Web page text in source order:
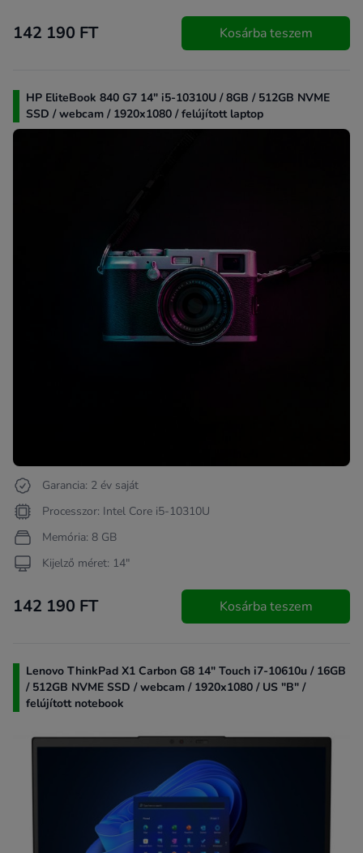
142 190 FT Kosárba teszem
HP EliteBook 840 G7 14" i5-10310U / 8GB / 512GB NVME
SSD / webcam / 1920x1080 / felújított laptop
Garancia: 2 év saját
Processzor: Intel Core i5-10310U
Memória: 8 GB
Kijelző méret: 14"
142 190 FT Kosárba teszem
Lenovo ThinkPad X1 Carbon G8 14" Touch i7-10610u / 16GB
/ 512GB NVME SSD / webcam / 1920x1080 / US "B" /
felújított notebook